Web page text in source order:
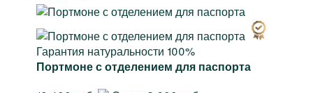
Гарантия натуральности 100%
Портмоне с отделением для паспорта